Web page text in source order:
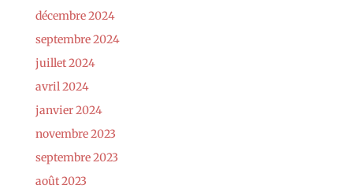
décembre 2024
septembre 2024
juillet 2024
avril 2024
janvier 2024
novembre 2023
septembre 2023
août 2023